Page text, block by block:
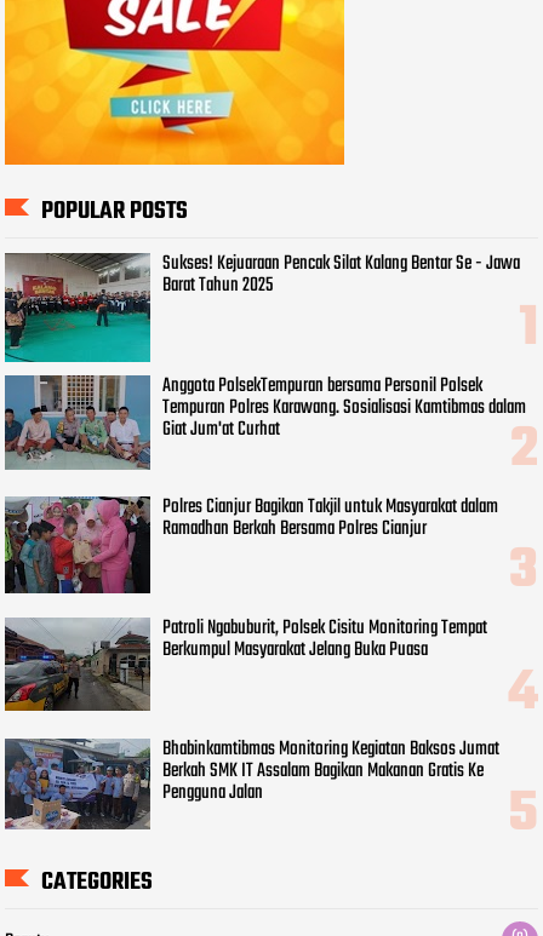
POPULAR POSTS
Sukses! Kejuaraan Pencak Silat Kalang Bentar Se - Jawa
Barat Tahun 2025
Anggota PolsekTempuran bersama Personil Polsek
Tempuran Polres Karawang. Sosialisasi Kamtibmas dalam
Giat Jum'at Curhat
Polres Cianjur Bagikan Takjil untuk Masyarakat dalam
Ramadhan Berkah Bersama Polres Cianjur
Patroli Ngabuburit, Polsek Cisitu Monitoring Tempat
Berkumpul Masyarakat Jelang Buka Puasa
Bhabinkamtibmas Monitoring Kegiatan Baksos Jumat
Berkah SMK IT Assalam Bagikan Makanan Gratis Ke
Pengguna Jalan
CATEGORIES